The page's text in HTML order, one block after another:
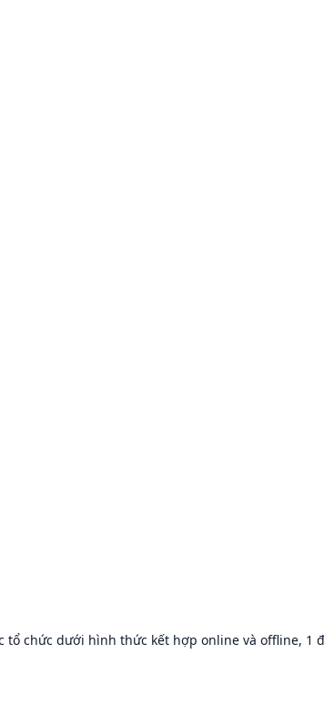
chức dưới hình thức kết hợp online và offline, 1